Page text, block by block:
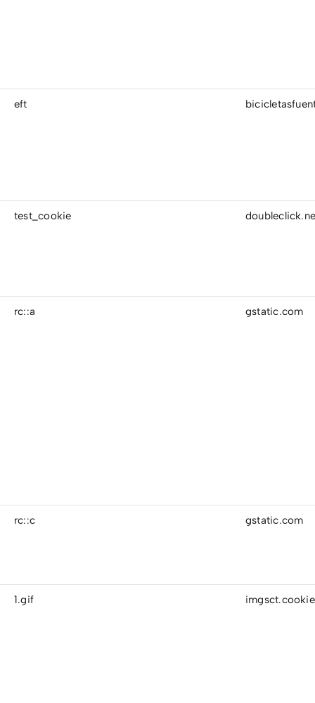
eft
test_cookie
rc::a gstatic.com
rc::c gstatic.com
1.gif